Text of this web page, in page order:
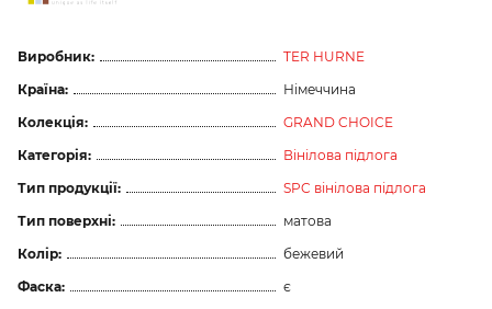
Виробник:
TER HURNE
Країна:
Німеччина
Колекція:
GRAND CHOICE
Категорія:
Вінілова підлога
Тип продукції:
SPC вінілова підлога
Тип поверхні:
матова
Колір:
бежевий
Фаска:
є